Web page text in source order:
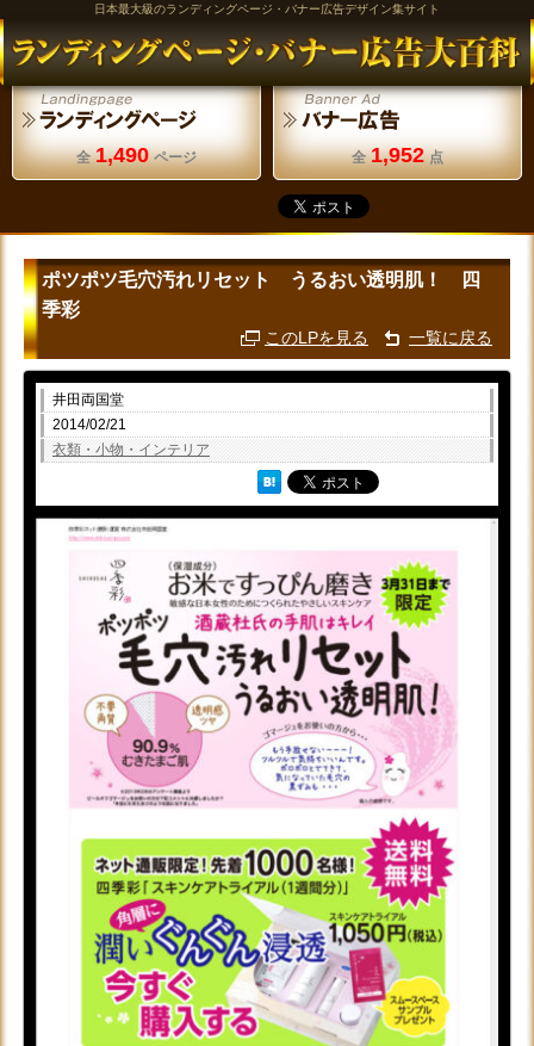
日本最大級のランディングページ・バナー広告デザイン集サイト
全 1,490 ページ 全 1,952 点
ポツポツ毛穴汚れリセット うるおい透明肌！ 四
季彩
このLPを見る 一覧に戻る
井田両国堂
2014/02/21
衣類・小物・インテリア